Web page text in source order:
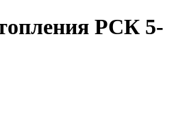
РСК 5-